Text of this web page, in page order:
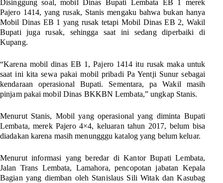
Disinggung soal, mobil Dinas Bupati Lembata EB 1 merek
Pajero 1414, yang rusak, Stanis mengaku bahwa bukan hanya
Mobil Dinas EB 1 yang rusak tetapi Mobil Dinas EB 2, Wakil
Bupati juga rusak, sehingga saat ini sedang diperbaiki di
Kupang.
“Karena mobil dinas EB 1, Pajero 1414 itu rusak maka untuk
saat ini kita sewa pakai mobil pribadi Pa Yentji Sunur sebagai
kendaraan operasional Bupati. Sementara, pa Wakil masih
pinjam pakai mobil Dinas BKKBN Lembata,” ungkap Stanis.
Menurut Stanis, Mobil yang operasional yang diminta Bupati
Lembata, merek Pajero 4×4, keluaran tahun 2017, belum bisa
diadakan karena masih menungggu katalog yang belum keluar.
Menurut informasi yang beredar di Kantor Bupati Lembata,
Jalan Trans Lembata, Lamahora, pencopotan jabatan Kepala
Bagian yang diemban oleh Stanislaus Sili Witak dan Kasubag